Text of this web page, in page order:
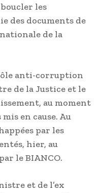
les
des documents de
nationale de la
anti-corruption
de la Justice et le
au moment
en cause. Au
par les
hier, au
le BIANCO.
et de l’ex